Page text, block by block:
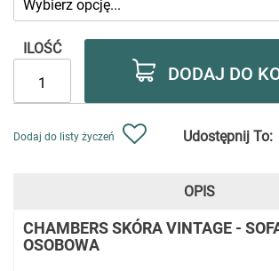
ILOŚĆ
DODAJ DO
Dodaj do listy życzeń Udostępnij To:
OPIS
CHAMBERS SKÓRA VINTAGE -
OSOBOWA